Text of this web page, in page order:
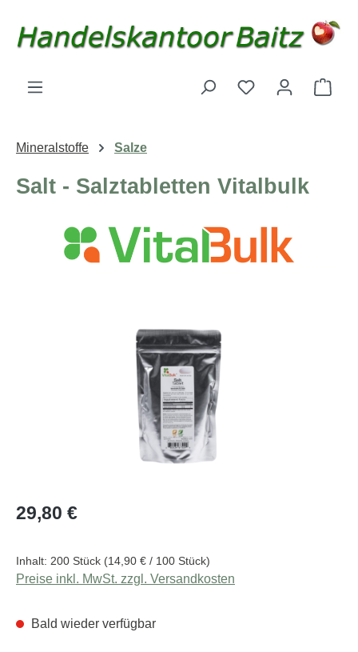
Du hast 0
Mineralstoffe Salze
Salt - Salztabletten Vitalbulk
Regulärer Preis:
29,80 €
Inhalt: 200 Stück (14,90 € / 100 Stück)
Preise inkl. MwSt. zzgl. Versandkosten
Bald wieder verfügbar